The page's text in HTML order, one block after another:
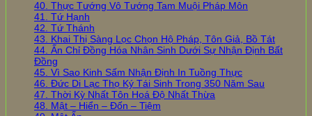
40. Thực Tướng Vô Tướng Tam Muội Pháp Môn
41. Tứ Hạnh
42. Tứ Thánh
43. Khai Thị Sàng Lọc Chọn Hộ Pháp, Tôn Giả, Bồ Tát
44. Ấn Chỉ Đồng Hóa Nhân Sinh Dưới Sự Nhận Định Bất
Đồng
45. Vì Sao Kinh Sấm Nhận Định In Tuồng Thực
46. Đức Di Lạc Thọ Ký Tái Sinh Trong 350 Năm Sau
47. Thời Kỳ Nhất Tôn Hoá Độ Nhất Thừa
48. Mật – Hiển – Đốn – Tiệm